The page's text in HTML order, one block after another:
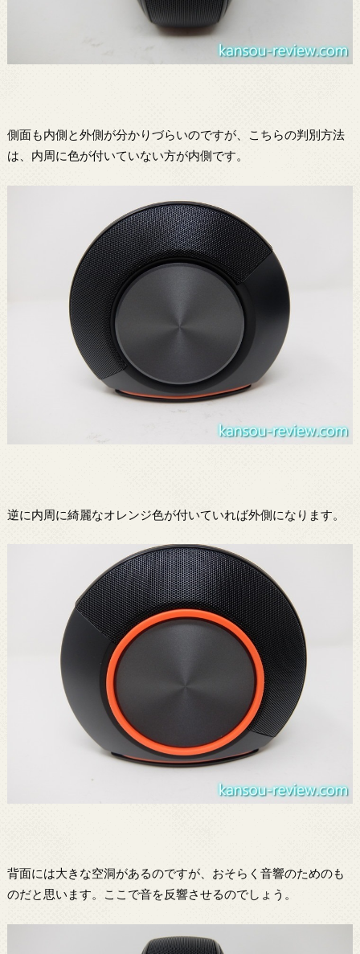
側面も内側と外側が分かりづらいのですが、こちらの判別方法
は、内周に色が付いていない方が内側です。
逆に内周に綺麗なオレンジ色が付いていれば外側になります。
背面には大きな空洞があるのですが、おそらく音響のためのも
のだと思います。ここで音を反響させるのでしょう。